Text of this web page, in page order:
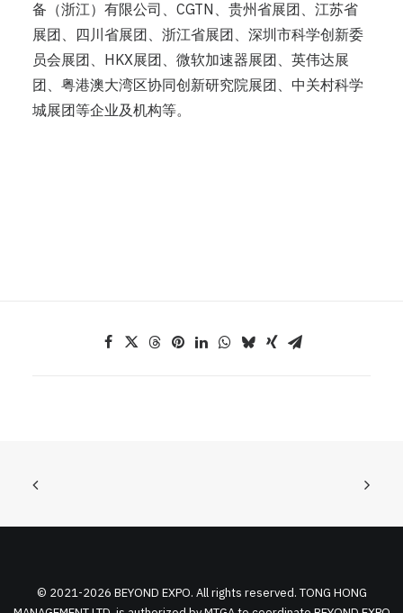
备（浙江）有限公司、CGTN、贵州省展团、江苏省
展团、四川省展团、浙江省展团、深圳市科学创新委
员会展团、HKX展团、微软加速器展团、英伟达展
团、粤港澳大湾区协同创新研究院展团、中关村科学
城展团等企业及机构等。
© 2021-2026 BEYOND EXPO. All rights reserved. TONG HONG